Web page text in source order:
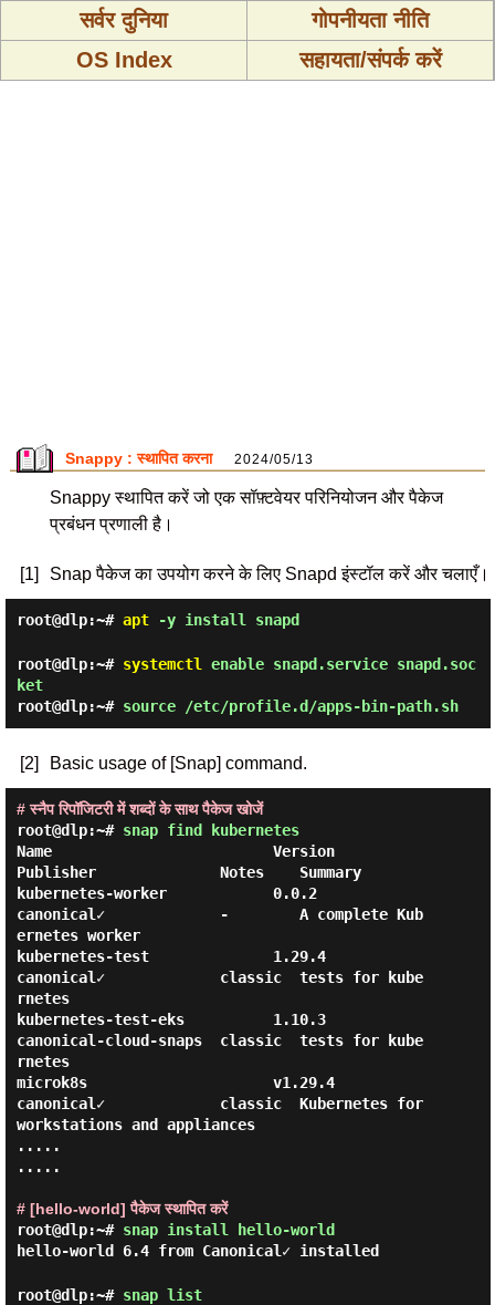
सर्वर दुनिया
गोपनीयता नीति
OS Index
सहायता/संपर्क करें
Snappy : स्थापित करना 2024/05/13
Snappy स्थापित करें जो एक सॉफ़्टवेयर परिनियोजन और पैकेज
प्रबंधन प्रणाली है।
[1] Snap पैकेज का उपयोग करने के लिए Snapd इंस्टॉल करें और चलाएँ।
root@dlp:~# apt-y install snapd
root@dlp:~# systemctl enable snapd.service snapd.soc
ket
root@dlp:~# source /etc/profile.d/apps-bin-path.sh
[2] Basic usage of [Snap] command.
# स्नैप रिपॉजिटरी में शब्दों के साथ पैकेज खोजें
root@dlp:~# snap find kubernetes
Name                         Version
Publisher              Notes    Summary
kubernetes-worker            0.0.2
canonical✓             -        A complete Kub
ernetes worker
kubernetes-test              1.29.4
canonical✓             classic  tests for kube
rnetes
kubernetes-test-eks          1.10.3
canonical-cloud-snaps  classic  tests for kube
rnetes
microk8s                     v1.29.4
canonical✓             classic  Kubernetes for
workstations and appliances
.....
.....
# [hello-world] पैकेज स्थापित करें
root@dlp:~# snap install hello-world
hello-world 6.4 from Canonical✓ installed
root@dlp:~# snap list